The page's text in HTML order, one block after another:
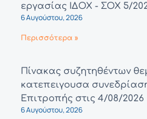
εργασίας ΙΔΟΧ - ΣΟΧ 5/
6 Αυγούστου, 2026
Περισσότερα »
Πίνακας συζητηθέντων
κατεπειγουσα
Επιτροπής στις 4/08/2026
6 Αυγούστου, 2026